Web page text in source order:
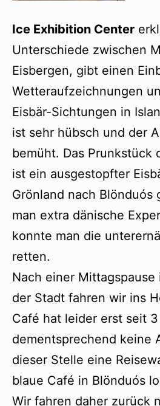
Ice Exhibition Center
Unterschiede zwischen
Eisbergen, gibt einen
Wetteraufzeichnungen
Eisbär-Sichtungen in
ist sehr hübsch und der
bemüht. Das Prunkstück
ist ein ausgestopfter
Grönland nach Blönduós
man extra dänische
konnte man die
retten.
Nach einer
der Stadt fahren wir ins
Café hat leider erst seit
dementsprechend keine
dieser Stelle eine
blaue Café in Blönduós
Wir fahren daher zurück